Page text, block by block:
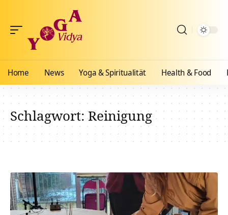
Home News Yoga & Spiritualität Health & Food
Schlagwort:Reinigung